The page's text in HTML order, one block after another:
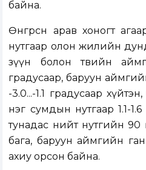
байна.
Өнгөрсөн арав хоногт
нутгаар олон жилийн
зүүн болон төвийн
градусаар, баруун
-3.0...-1.1 градусаар
нэг сумдын нутгаар 1.1-
тунадас нийт нутгийн
бага, баруун аймгийн
ахиу орсон байна.